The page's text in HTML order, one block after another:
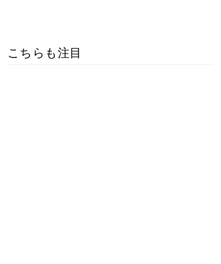
こちらも注目